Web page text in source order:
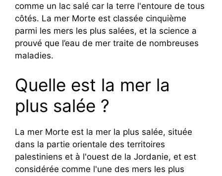
comme un lac salé car la terre l'entoure de tous
côtés. La mer Morte est classée cinquième
parmi les mers les plus salées, et la science a
prouvé que l’eau de mer traite de nombreuses
maladies.
Quelle est la mer la
plus salée ?
La mer Morte est la mer la plus salée, située
dans la partie orientale des territoires
palestiniens et à l'ouest de la Jordanie, et est
considérée comme l'une des mers les plus